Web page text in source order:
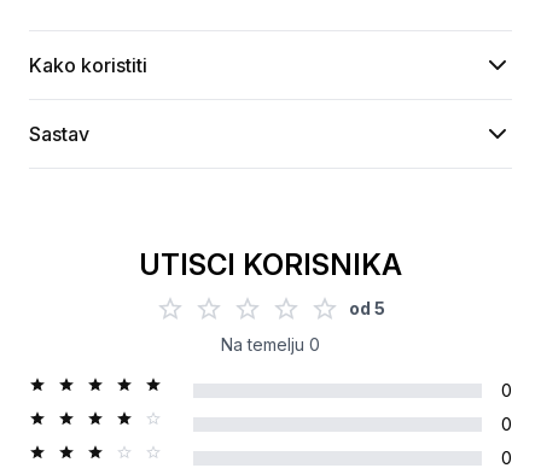
Kako koristiti
Sastav
UTISCI KORISNIKA
od 5
Na temelju 0
0
0
0